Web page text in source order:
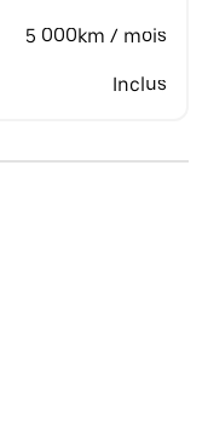
5 000km / mois
Inclus